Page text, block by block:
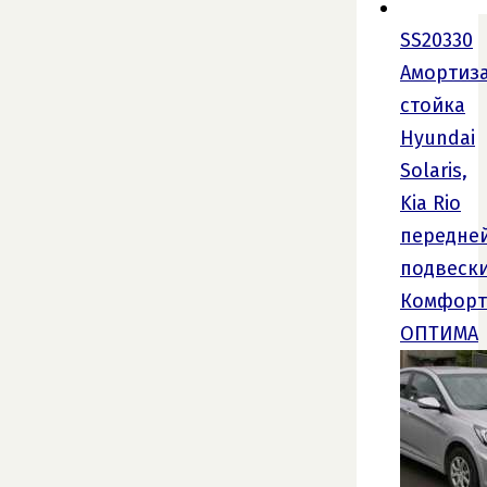
SS20330
стойка
Hyundai
Solaris,
Kia Rio
Комфорт
ОПТИМА